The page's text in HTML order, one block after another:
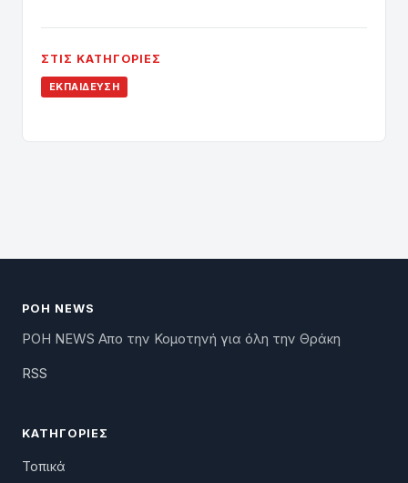
ΣΤΙΣ ΚΑΤΗΓΟΡΊΕΣ
ΕΚΠΑΊΔΕΥΣΗ
ΡΟΗ NEWS
ΡΟΗ NEWS Απο την Κομοτηνή για όλη την Θράκη
RSS
ΚΑΤΗΓΟΡΊΕΣ
Τοπικά